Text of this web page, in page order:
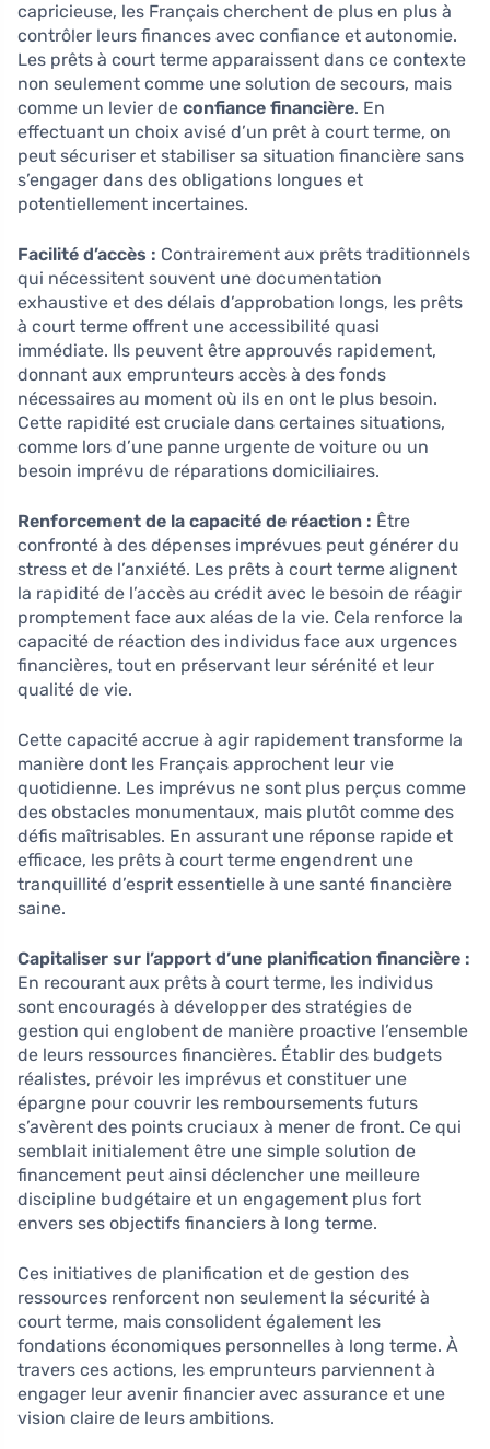
capricieuse, les Français cherchent de plus en plus à
contrôler leurs finances avec confiance et autonomie.
Les prêts à court terme apparaissent dans ce contexte
non seulement comme une solution de secours, mais
comme un levier de confiance financière. En
effectuant un choix avisé d’un prêt à court terme, on
peut sécuriser et stabiliser sa situation financière sans
s’engager dans des obligations longues et
potentiellement incertaines.
Facilité d’accès : Contrairement aux prêts traditionnels
qui nécessitent souvent une documentation
exhaustive et des délais d’approbation longs, les prêts
à court terme offrent une accessibilité quasi
immédiate. Ils peuvent être approuvés rapidement,
donnant aux emprunteurs accès à des fonds
nécessaires au moment où ils en ont le plus besoin.
Cette rapidité est cruciale dans certaines situations,
comme lors d’une panne urgente de voiture ou un
besoin imprévu de réparations domiciliaires.
Renforcement de la capacité de réaction : Être
confronté à des dépenses imprévues peut générer du
stress et de l’anxiété. Les prêts à court terme alignent
la rapidité de l’accès au crédit avec le besoin de réagir
promptement face aux aléas de la vie. Cela renforce la
capacité de réaction des individus face aux urgences
financières, tout en préservant leur sérénité et leur
qualité de vie.
Cette capacité accrue à agir rapidement transforme la
manière dont les Français approchent leur vie
quotidienne. Les imprévus ne sont plus perçus comme
des obstacles monumentaux, mais plutôt comme des
défis maîtrisables. En assurant une réponse rapide et
efficace, les prêts à court terme engendrent une
tranquillité d’esprit essentielle à une santé financière
saine.
Capitaliser sur l’apport d’une planification financière :
En recourant aux prêts à court terme, les individus
sont encouragés à développer des stratégies de
gestion qui englobent de manière proactive l’ensemble
de leurs ressources financières. Établir des budgets
réalistes, prévoir les imprévus et constituer une
épargne pour couvrir les remboursements futurs
s’avèrent des points cruciaux à mener de front. Ce qui
semblait initialement être une simple solution de
financement peut ainsi déclencher une meilleure
discipline budgétaire et un engagement plus fort
envers ses objectifs financiers à long terme.
Ces initiatives de planification et de gestion des
ressources renforcent non seulement la sécurité à
court terme, mais consolident également les
fondations économiques personnelles à long terme. À
travers ces actions, les emprunteurs parviennent à
engager leur avenir financier avec assurance et une
vision claire de leurs ambitions.